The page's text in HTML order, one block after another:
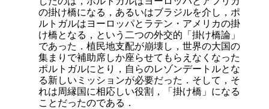
の掛け橋になる，あるいはブラジルを介し，ポ
ルトガルはヨーロッパとラテン・アメリカの掛
け橋となる，という二つの外交的「掛け橋論」
であった．植民地支配が崩壊し，世界の大国の
集まりで補助席しか座らせてもらえなくなった
ポルトガルにとり，自らのレゾンデートルとな
る新しいミッションが必要だった．そして，そ
れは周縁国に相応しい役割，「掛け橋」になる
ことだったのである．